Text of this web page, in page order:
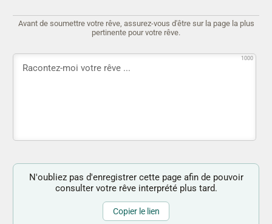
Avant de soumettre votre rêve, assurez-vous d'être sur la page la plus
pertinente pour votre rêve.
1000
N'oubliez pas d'enregistrer cette page afin de pouvoir
consulter votre rêve interprété plus tard.
Copier le lien